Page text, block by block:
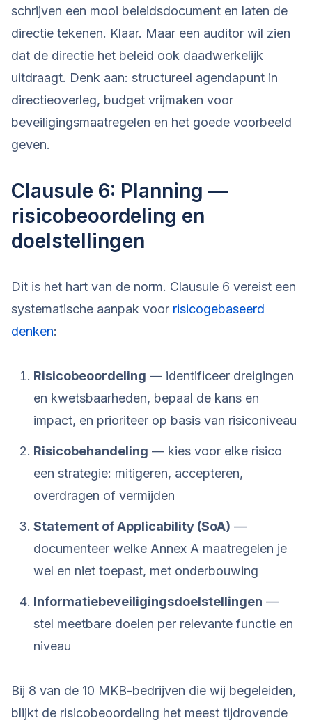
schrijven een mooi beleidsdocument en laten de
directie tekenen. Klaar. Maar een auditor wil zien
dat de directie het beleid ook daadwerkelijk
uitdraagt. Denk aan: structureel agendapunt in
directieoverleg, budget vrijmaken voor
beveiligingsmaatregelen en het goede voorbeeld
geven.
Clausule 6: Planning —
risicobeoordeling en
doelstellingen
Dit is het hart van de norm. Clausule 6 vereist een
systematische aanpak voor risicogebaseerd
denken:
Risicobeoordeling — identificeer dreigingen
en kwetsbaarheden, bepaal de kans en
impact, en prioriteer op basis van risiconiveau
Risicobehandeling — kies voor elke risico
een strategie: mitigeren, accepteren,
overdragen of vermijden
Statement of Applicability (SoA) —
documenteer welke Annex A maatregelen je
wel en niet toepast, met onderbouwing
Informatiebeveiligingsdoelstellingen —
stel meetbare doelen per relevante functie en
niveau
Bij 8 van de 10 MKB-bedrijven die wij begeleiden,
blijkt de risicobeoordeling het meest tijdrovende